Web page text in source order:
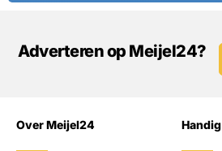
Adverteren op Meijel24?
Over Meijel24 Handig